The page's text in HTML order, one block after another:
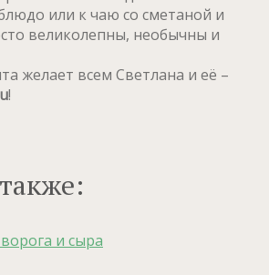
или к чаю со сметаной и
великолепны, необычны и
желает всем Светлана и её –
!
и сыра